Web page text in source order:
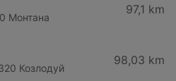
Монтана
97,1 km
Козлодуй
98,03 km